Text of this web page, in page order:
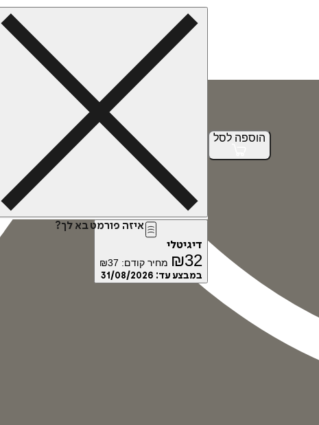
הוספה לסל
איזה פורמט בא לך?
דיגיטלי
₪32 מחיר קודם: ₪37
במבצע עד: 31/08/2026